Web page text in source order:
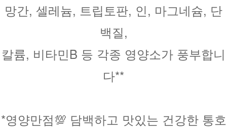
망간, 셀레늄, 트립토판, 인, 마그네슘, 단
백질,
칼륨, 비타민B 등 각종 영양소가 풍부합니
다**
*영양만점💯 담백하고 맛있는 건강한 통호